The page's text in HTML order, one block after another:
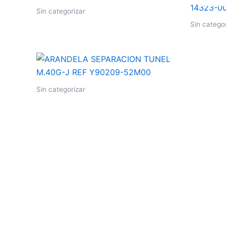
Sin categorizar
Sin
Sin categorizar